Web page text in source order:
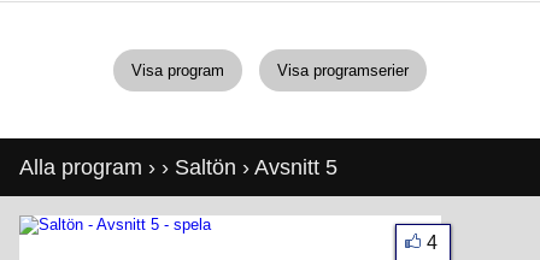
Visa program Visa programserier
Alla program › › Saltön › Avsnitt 5
4